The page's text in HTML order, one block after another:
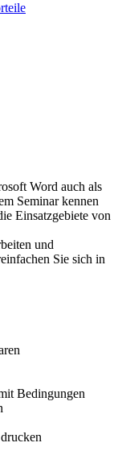
Word auch als
Seminar kennen
Einsatzgebiete von
und
Sie sich in
Bedingungen